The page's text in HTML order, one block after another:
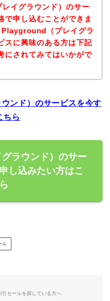
イグラウンド）のサー
で申し込むことができま
Playground（プレイグラ
スに興味のある方は下記
にされてみてはいかがで
ンド）のサービスを今す
ちら
ラウンド）のサー
し込みたい方はこ
ル
セールを探している方へ